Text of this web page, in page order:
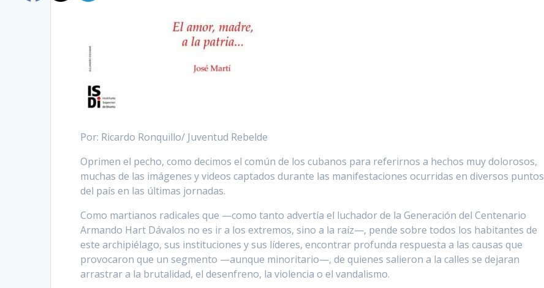
Por: Ricardo Ronquillo/ Juventud Rebelde
Oprimen el pecho, como decimos el común de los cubanos para referirnos a hechos muy dolorosos,
muchas de las imágenes y videos captados durante las manifestaciones ocurridas en diversos puntos
del país en las últimas jornadas.
Como martianos radicales que —como tanto advertía el luchador de la Generación del Centenario
Armando Hart Dávalos no es ir a los extremos, sino a la raíz—, pende sobre todos los habitantes de
este archipiélago, sus instituciones y sus líderes, encontrar profunda respuesta a las causas que
provocaron que un segmento —aunque minoritario—, de quienes salieron a la calles se dejaran
arrastrar a la brutalidad, el desenfreno, la violencia o el vandalismo.